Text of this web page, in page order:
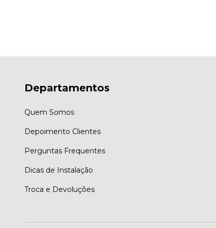
Departamentos
Quem Somos
Depoimento Clientes
Perguntas Frequentes
Dicas de Instalação
Troca e Devoluções